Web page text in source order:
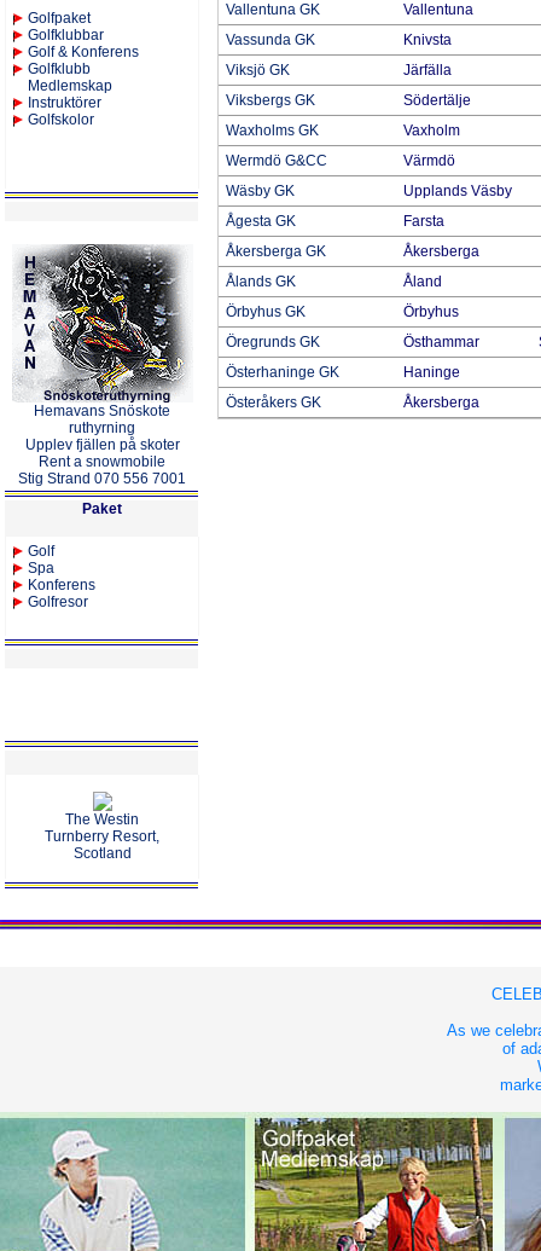
Golfpaket
Golfklubbar
Golf & Konferens
Golfklubb
Medlemskap
Instruktörer
Golfskolor
Hemavans Snöskote
ruthyrning
Upplev fjällen på skoter
Rent a snowmobile
Stig Strand 070 556 7001
Paket
Golf
Spa
Konferens
Golfresor
The Westin
Turnberry Resort,
Scotland
Vallentuna GK
Vallentuna
Vassunda GK
Knivsta
Viksjö GK
Järfälla
Viksbergs GK
Södertälje
Waxholms GK
Vaxholm
Wermdö G&CC
Värmdö
Wäsby GK
Upplands Väsby
Ågesta GK
Farsta
Åkersberga GK
Åkersberga
Ålands GK
Åland
Örbyhus GK
Örbyhus
Öregrunds GK
Östhammar
Österhaninge GK
Haninge
Österåkers GK
Åkersberga
As we
of